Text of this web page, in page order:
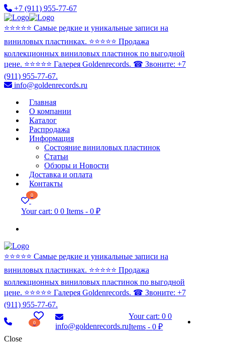
+7 (911) 955-77-67
⭐️⭐️⭐️⭐️⭐️ Самые редкие и уникальные записи на
виниловых пластинках. ⭐️⭐️⭐️⭐️⭐️ Продажа
коллекционных виниловых пластинок по выгодной
цене. ⭐️⭐️⭐️⭐️⭐️ Галерея Goldenrecords. ☎ Звоните: +7
(911) 955-77-67.
info@goldenrecords.ru
Главная
О компании
Каталог
Распродажа
Информация
Состояние виниловых пластинок
Статьи
Обзоры и Новости
Доставка и оплата
Контакты
0
Your cart: 0 0 Items - 0 ₽
⭐️⭐️⭐️⭐️⭐️ Самые редкие и уникальные записи на
виниловых пластинках. ⭐️⭐️⭐️⭐️⭐️ Продажа
коллекционных виниловых пластинок по выгодной
цене. ⭐️⭐️⭐️⭐️⭐️ Галерея Goldenrecords. ☎ Звоните: +7
(911) 955-77-67.
0 info@goldenrecords.ru
Your cart: 00
Items -0 ₽
Close